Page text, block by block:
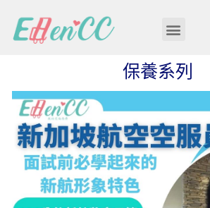
保養系列